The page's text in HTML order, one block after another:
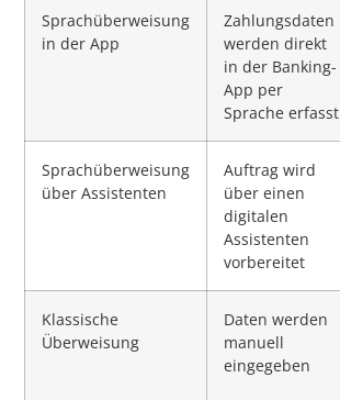
Sprachüberweisung
in der App
Zahlungsdaten
werden direkt
in der Banking-
App per
Sprache erfasst
Sprachüberweisung
über Assistenten
Auftrag wird
über einen
digitalen
Assistenten
vorbereitet
Klassische
Überweisung
Daten werden
manuell
eingegeben